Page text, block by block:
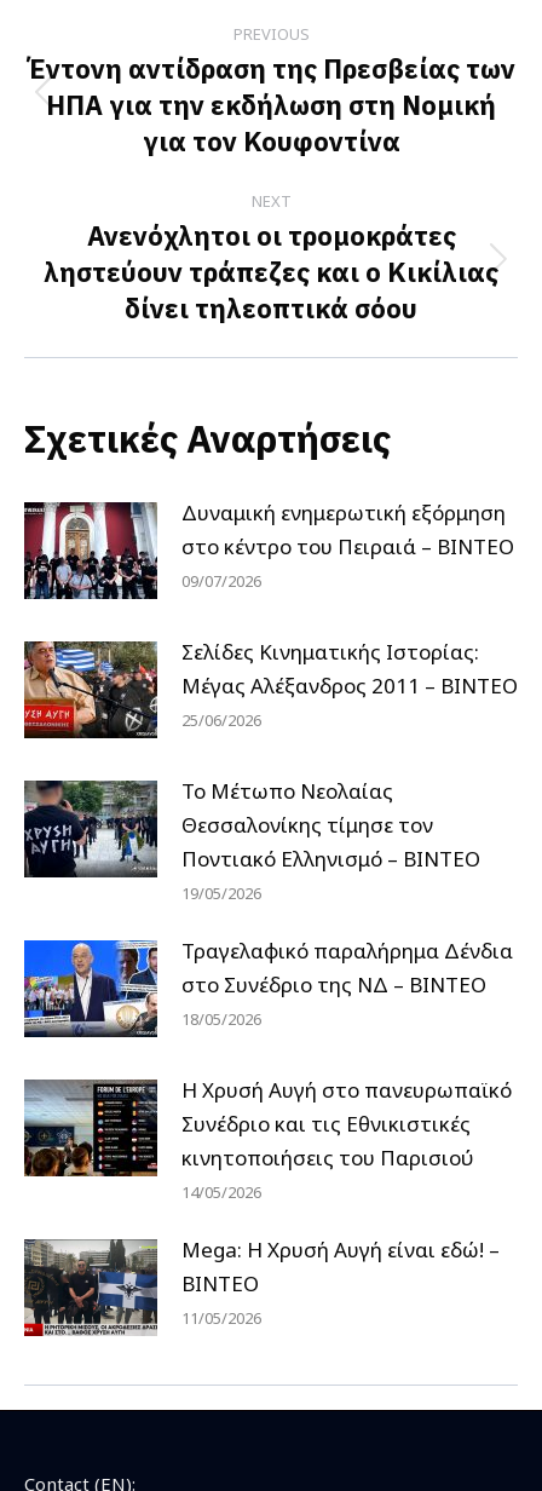
navigation
PREVIOUS
Previous
post:
Έντονη αντίδραση της Πρεσβείας των
ΗΠΑ για την εκδήλωση στη Νομική
για τον Κουφοντίνα
NEXT
Next
post:
Ανενόχλητοι οι τρομοκράτες
ληστεύουν τράπεζες και ο Κικίλιας
δίνει τηλεοπτικά σόου
Σχετικές Αναρτήσεις
Δυναμική ενημερωτική εξόρμηση
στο κέντρο του Πειραιά – ΒΙΝΤΕΟ
09/07/2026
Σελίδες Κινηματικής Ιστορίας:
Μέγας Αλέξανδρος 2011 – ΒΙΝΤΕΟ
25/06/2026
Το Μέτωπο Νεολαίας
Θεσσαλονίκης τίμησε τον
Ποντιακό Ελληνισμό – ΒΙΝΤΕΟ
19/05/2026
Τραγελαφικό παραλήρημα Δένδια
στο Συνέδριο της ΝΔ – ΒΙΝΤΕΟ
18/05/2026
Η Χρυσή Αυγή στο πανευρωπαϊκό
Συνέδριο και τις Εθνικιστικές
κινητοποιήσεις του Παρισιού
14/05/2026
Mega: Η Χρυσή Αυγή είναι εδώ! –
ΒΙΝΤΕΟ
11/05/2026
Contact (EN):